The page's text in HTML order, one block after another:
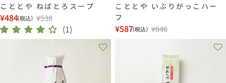
こととや ねばとろスープ
セ
ー
¥484（税込）
通
常
¥538
(1)
こととや いぶりがっこハー
フ
セ
¥587（税込）
通
¥646